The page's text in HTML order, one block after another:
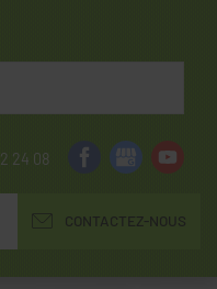
24 08
CONTACTEZ-NOUS